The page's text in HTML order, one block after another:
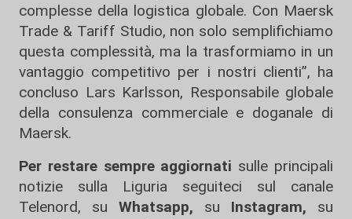
complesse della logistica globale. Con Maersk
Trade & Tariff Studio, non solo semplifichiamo
questa complessità, ma la trasformiamo in un
vantaggio competitivo per i nostri clienti”, ha
concluso Lars Karlsson, Responsabile globale
della consulenza commerciale e doganale di
Maersk.
Per restare sempre aggiornati sulle principali
notizie sulla Liguria seguiteci sul canale
Telenord, su
Whatsapp, su Instagram, su